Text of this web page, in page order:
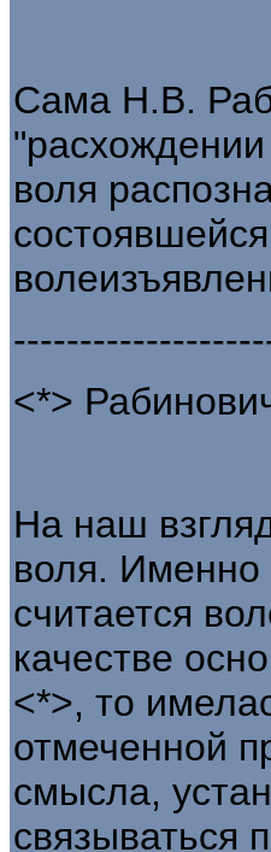
Сама Н.В.
воля
<*>
На наш
воля. Именно
считается
качестве
<*>, то
отмеченной
смысла,
связываться